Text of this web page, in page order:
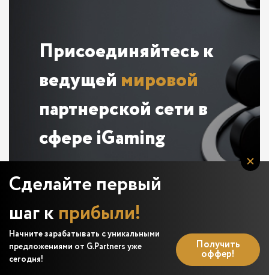
Присоединяйтесь к
ведущей мировой
партнерской сети в
сфере iGaming
✦ Partners — глобальной партнерской
сетью с большим опытом в нише
iGaming. Станьте нашим партнером и
получите доступ к множеству
возможностей для максимизации
Сделайте первый
шаг кприбыли!
Начните зарабатывать с уникальными
предложениями от G.Partners уже
сегодня!
Получить
оффер!